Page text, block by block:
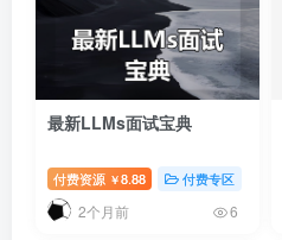
最新LLMs面试宝典
付费资源 ￥8.88 付费专区
2个月前 6